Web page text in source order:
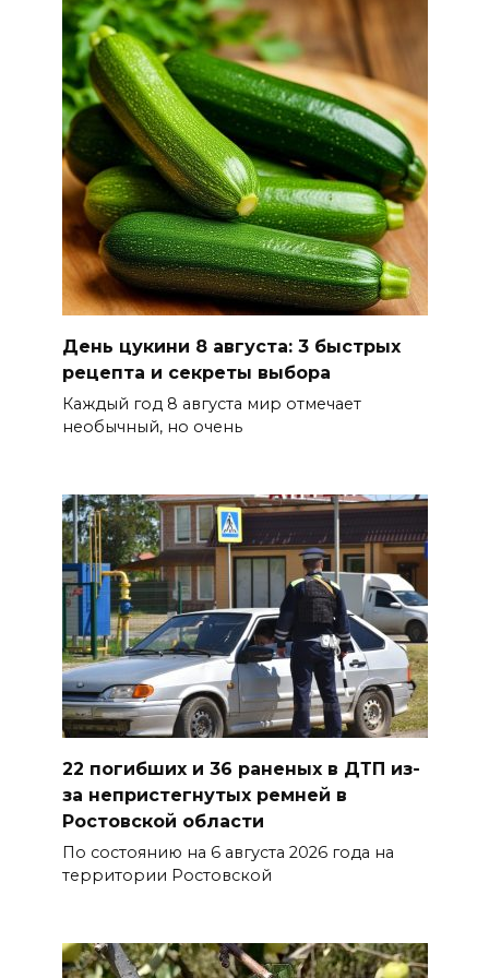
В Волгодонске мужчина
поджег газ в квартире
бывшей жены, эвакуированы
7 человек
08 августа 2026 13:19
Юрий Слюсарь поздравил
жителей Ростовской области
с Днем физкультурника
08 августа 2026 10:49
Ростовчане оказались среди
эвакуированных с пляжа в
Новороссийске
В Ростовской области
ликвидировали 16
техногенных пожаров и 30
возгораний растительности
08 августа 2026 10:35
В Ростовской области
объявили штормовое
высокого риска пожаров
08 августа 2026 09:32
Утром над акваторией
08 августа 2026 09:29
День цукини 8 августа: 3 быстрых
рецепта и секреты выбора
Каждый год 8 августа мир отмечает
необычный, но очень
22 погибших и 36 раненых в ДТП из-
за непристегнутых ремней в
Ростовской области
По состоянию на 6 августа 2026 года на
территории Ростовской